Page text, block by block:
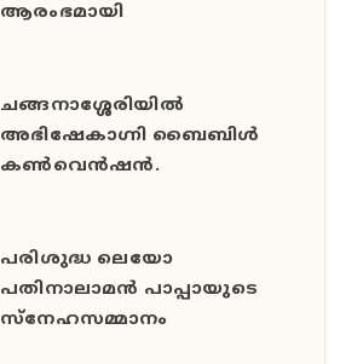
ആരംഭമായി
ചങ്ങനാശ്ശേരിയിൽ
അഭിഷേകാഗ്നി ബൈബിൾ
കൺവെൻഷൻ.
പരിശുദ്ധ ലെയോ
പതിനാലാമൻ പാപ്പായുടെ
സ്നേഹസമ്മാനം